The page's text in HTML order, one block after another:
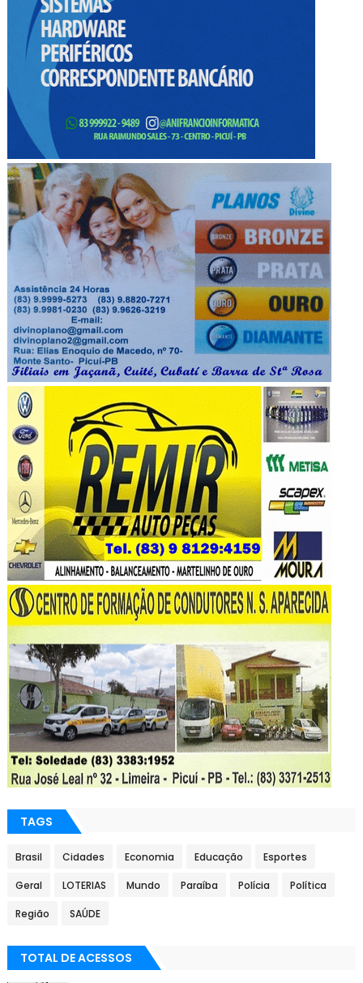
TAGS
Brasil Cidades Economia Educação Esportes
Geral LOTERIAS Mundo Paraíba Polícia Política
Região SAÚDE
TOTAL DE ACESSOS